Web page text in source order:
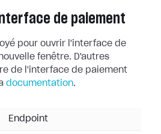
de paiement
pour ouvrir l'interface de
fenêtre. D'autres
de l'interface de paiement
documentation.
Endpoint